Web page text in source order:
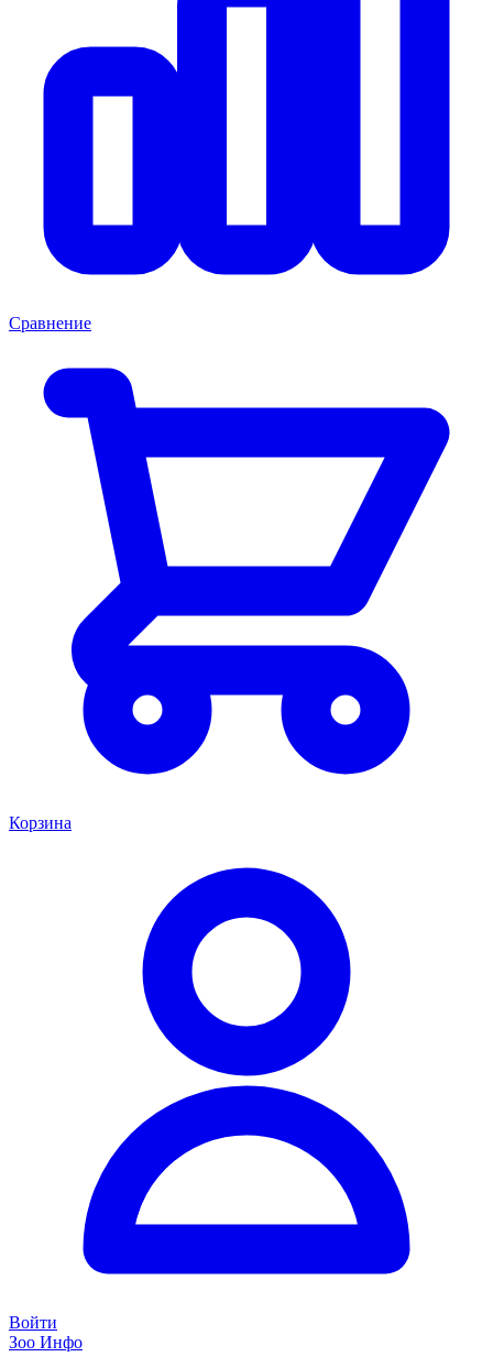
Сравнение
Корзина
Войти
Зоо Инфо